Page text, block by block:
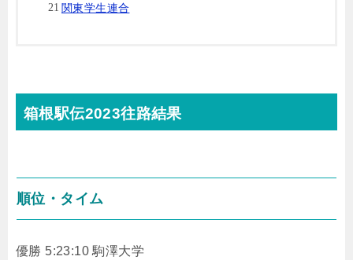
関東学生連合
箱根駅伝2023往路結果
順位・タイム
優勝 5:23:10 駒澤大学